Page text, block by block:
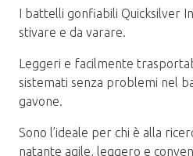
I battelli gonfiabili Quicksilver
stivare e da varare.
Leggeri e facilmente
sistemati senza problemi nel
gavone.
Sono l’ideale per chi è alla
natante agile, leggero e